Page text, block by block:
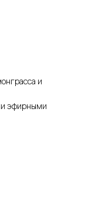
и
эфирными